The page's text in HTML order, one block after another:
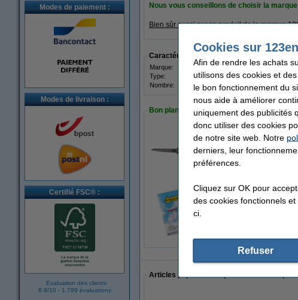
Modes de paiement :
Modes de livraison :
Certifié FSC® :
Evaluation des clients
8.8/10 - 1.799 évaluations
Nous vous conseillons de choisir la
Bien sûr aussi sur ce produit de la marque
Caractéristiques
Marque: 123encre
Type:
bâton de colle
Nombre:
6 pièce(s)
Bon plan : commandez également
123encre ciseaux poignée
4,25 €
123encre papier
Articles populaires auprès des clients qui
Cookies sur
Afin de rendre les achats
utilisons des cookies et
le bon fonctionnement du
nous aide à améliorer
uniquement des publicités
donc utiliser des cookies
de notre site web. Notre
derniers, leur
préférences.
Cliquez sur OK pour
des cookies fonctionnels
ci.
Refuser